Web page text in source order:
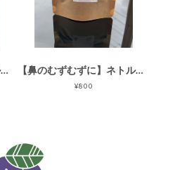
【鼻のむずむずに】ネトルエルダーフラワーブレンド（45g） 【鼻のむずむずに】ネトルエルダーフラワーブレンド（15g）
¥800